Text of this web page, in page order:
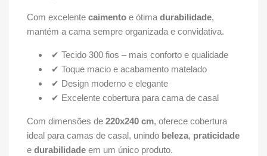
Com excelente caimento e ótimadurabilidade,
mantém a cama sempre organizada e convidativa.
✔ Tecido 300 fios – mais conforto e qualidade
✔ Toque macio e acabamento matelado
✔ Design moderno e elegante
✔ Excelente cobertura para cama de casal
Com dimensões de 220x240 cm, oferece cobertura
ideal para camas de casal, unindo beleza, praticidade
e durabilidade em um único produto.